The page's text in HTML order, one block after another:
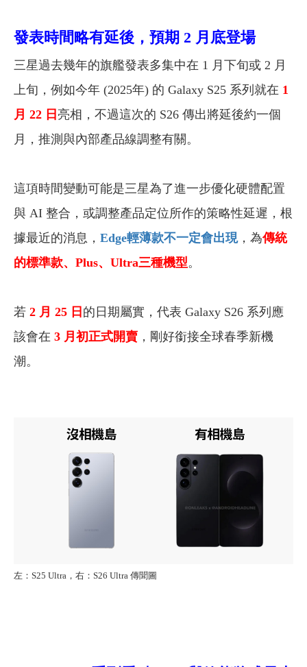
發表時間略有延後，預期 2 月底登場
三星過去幾年的旗艦發表多集中在 1 月下旬或 2 月
上旬，例如今年 (2025年) 的 Galaxy S25 系列就在 1
月 22 日 亮相，不過這次的 S26 傳出將延後約一個
月，推測與內部產品線調整有關。
這項時間變動可能是三星為了進一步優化硬體配置
與 AI 整合，或調整產品定位所作的策略性延遲，根
據最近的消息， Edge輕薄款不一定會出現，為傳統
的標準款、Plus、Ultra三種機型。
若 2 月 25 日 的日期屬實，代表 Galaxy S26 系列應
該會在 3 月初正式開賣 ，剛好銜接全球春季新機
潮。
左：S25 Ultra，右：S26 Ultra 傳聞圖